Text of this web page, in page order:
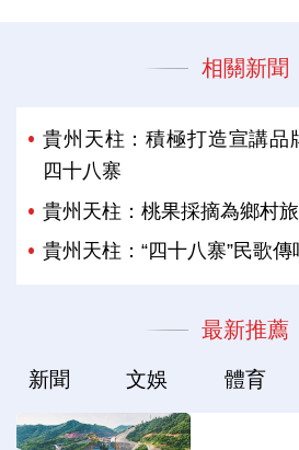
相關新聞
貴州天柱：積極打造宣講品
四十八寨
貴州天柱：桃果採摘為鄉村
貴州天柱：“四十八寨”民歌傳
最新推薦
新聞 文娛 體育